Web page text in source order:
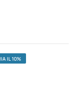
IL 10%